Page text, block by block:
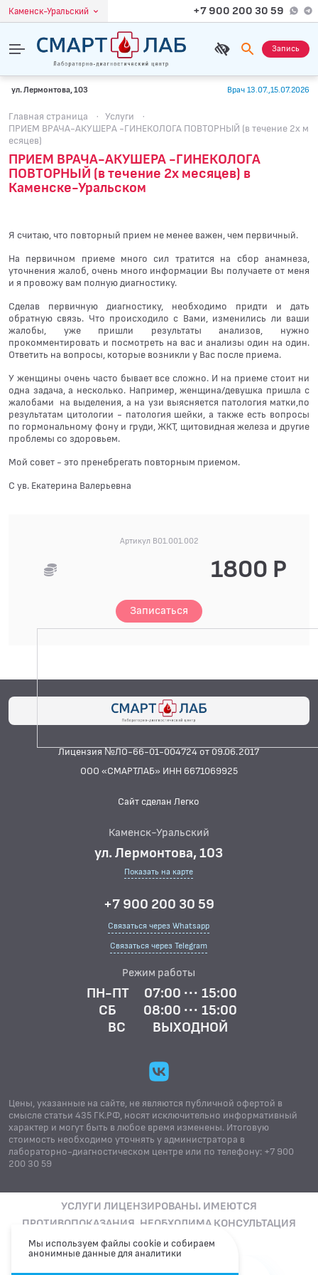
Каменск-Уральский +7 900 200 30 59
Запись
ул. Лермонтова, 103 Врач 13.07.,15.07.2026
Главная страница · Услуги
·
ПРИЕМ ВРАЧА-АКУШЕРА -ГИНЕКОЛОГА ПОВТОРНЫЙ (в течение 2х м
есяцев)
ПРИЕМ ВРАЧА-АКУШЕРА -ГИНЕКОЛОГА
ПОВТОРНЫЙ (в течение 2х месяцев) в
Каменске-Уральском
Я считаю, что повторный прием не менее важен, чем первичный.
На первичном приеме много сил тратится на сбор анамнеза,
уточнения жалоб, очень много информации Вы получаете от меня
и я провожу вам полную диагностику.
Сделав первичную диагностику, необходимо придти и дать
обратную связь. Что происходило с Вами, изменились ли ваши
жалобы, уже пришли результаты анализов, нужно
прокомментировать и посмотреть на вас и анализы один на один.
Ответить на вопросы, которые возникли у Вас после приема.
У женщины очень часто бывает все сложно. И на приеме стоит ни
одна задача, а несколько. Например, женщина/девушка пришла с
жалобами на выделения, а на узи выясняется патология матки,по
результатам цитологии - патология шейки, а также есть вопросы
по гормональному фону и груди, ЖКТ, щитовидная железа и другие
проблемы со здоровьем.
Мой совет - это пренебрегать повторным приемом.
С ув. Екатерина Валерьевна
Артикул В01.001.002
1800 Р
Записаться
Лицензия №ЛО-66-01-004724 от 09.06.2017
ООО «СМАРТЛАБ» ИНН 6671069925
Сайт сделан Легко
Каменск-Уральский
ул. Лермонтова, 103
Показать на карте
+7 900 200 30 59
Связаться через Whatsapp
Связаться через Telegram
Режим работы
ПН-ПТ
07:00 ··· 15:00
СБ
08:00 ··· 15:00
ВС
ВЫХОДНОЙ
Цены, указанные на сайте, не являются публичной офертой в
смысле статьи 435 ГК.РФ, носят исключительно информативный
характер и могут быть в любое время изменены. Итоговую
стоимость необходимо уточнять у администратора в
лабораторно-диагностическом центре или по телефону: +7 900
200 30 59
УСЛУГИ ЛИЦЕНЗИРОВАНЫ. ИМЕЮТСЯ
ПРОТИВОПОКАЗАНИЯ. НЕОБХОДИМА КОНСУЛЬТАЦИЯ
СПЕЦИАЛИСТА
Мы используем файлы cookie и собираем
анонимные данные для аналитики